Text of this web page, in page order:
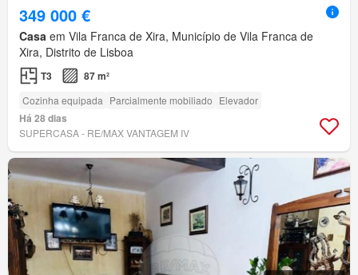
349 000 €
Casa em Vila Franca de Xira, Município de Vila Franca de
Xira, Distrito de Lisboa
T3 87 m²
Cozinha equipada Parcialmente mobiliado Elevador
Há 28 dias
SUPERCASA - RE/MAX VANTAGEM IV